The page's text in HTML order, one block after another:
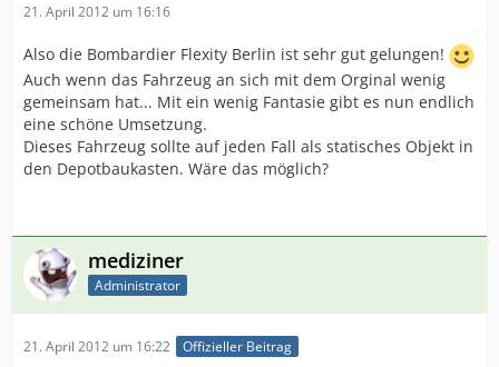
21. April 2012 um 16:16
Also die Bombardier Flexity Berlin ist sehr gut gelungen!
Auch wenn das Fahrzeug an sich mit dem Orginal wenig
gemeinsam hat... Mit ein wenig Fantasie gibt es nun endlich
eine schöne Umsetzung.
Dieses Fahrzeug sollte auf jeden Fall als statisches Objekt in
den Depotbaukasten. Wäre das möglich?
mediziner
Administrator
21. April 2012 um 16:22 Offizieller Beitrag